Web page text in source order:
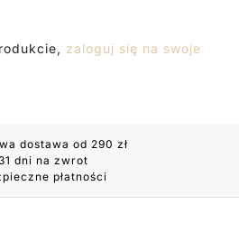
zaloguj się na swoje
dostawa od 290 zł
dni na zwrot
płatności